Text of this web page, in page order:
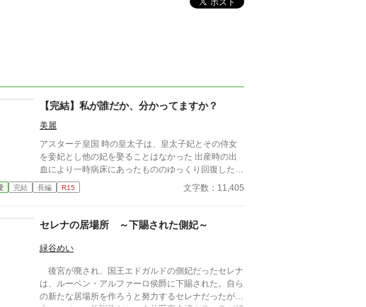
【完結】私が誰だか、分かってますか？
美麗
アスターテ皇国 時の皇太子は、皇太子妃とその侍女
を妾妃とし他の妃を娶ることはなかった 出産時の出
血により一時病床にあったもののゆっくり回復した。
皇太子は皇帝となり、皇太子妃は皇后となった。 そ
して、皇后との間に産まれた男児を皇太子とした。
と皇后の仲は睦まじく、皇后は妾妃を受け入れてい
睦まじくあったとの話もあるようだ。 残念ながら、
た、後ろ盾も何もないために何故皇后の侍女となった
かも不明であった。 そして、この妾妃の娘マリアー
ナははたしてどのような娘なのか… １７話完結予定
完結 長編 R15 文字数：11,405
セレナの居場所 ～下賜された側妃～
緑谷めい
後宮が廃され、国王エドガルドの側妃だったセレナ
は、ルーベン・アルファーロ侯爵に下賜された。自ら
の新たな居場所を作ろうと努力するセレナだったが、